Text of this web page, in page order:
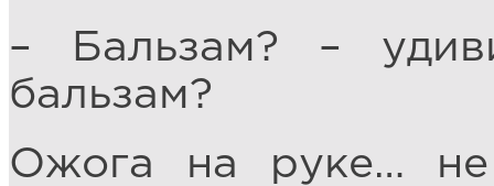
– Бальзам? –
бальзам?
Ожога на руке… не